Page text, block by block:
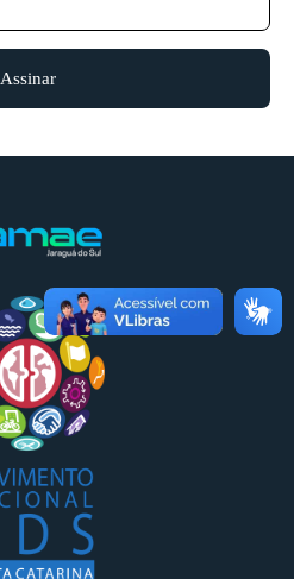
Assinar